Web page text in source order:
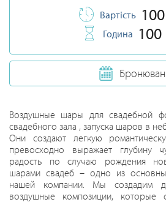
Вартість
Година 100
Воздушные шары для свадебной
свадебного зала , запуска шаров в
Они создают легкую
превосходно выражает глубину
радость по случаю рождения
шарами свадеб – одно из
нашей компании. Мы создадим
воздушные композиции, которые